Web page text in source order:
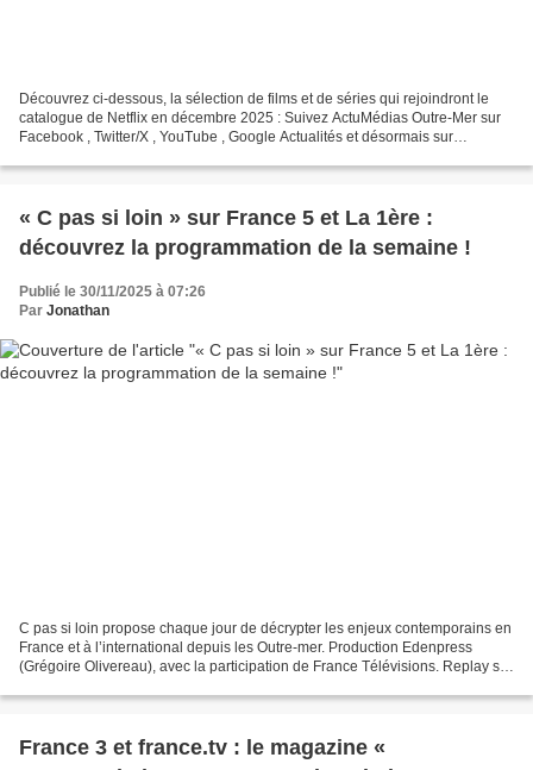
Découvrez ci-dessous, la sélection de films et de séries qui rejoindront le
catalogue de Netflix en décembre 2025 : Suivez ActuMédias Outre-Mer sur
Facebook , Twitter/X , YouTube , Google Actualités et désormais sur
« C pas si loin » sur France 5 et La 1ère :
découvrez la programmation de la semaine !
Publié le 30/11/2025 à 07:26
Par Jonathan
C pas si loin propose chaque jour de décrypter les enjeux contemporains en
France et à l’international depuis les Outre-mer. Production Edenpress
(Grégoire Olivereau), avec la participation de France Télévisions. Replay sur
France 3 et france.tv : le magazine «